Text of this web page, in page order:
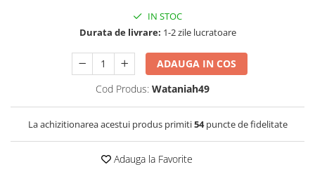
IN STOC
Durata de livrare: 1-2 zile lucratoare
ADAUGA IN COS
Cod Produs: Wataniah49
La achizitionarea acestui produs primiti54puncte de fidelitate
Adauga la Favorite